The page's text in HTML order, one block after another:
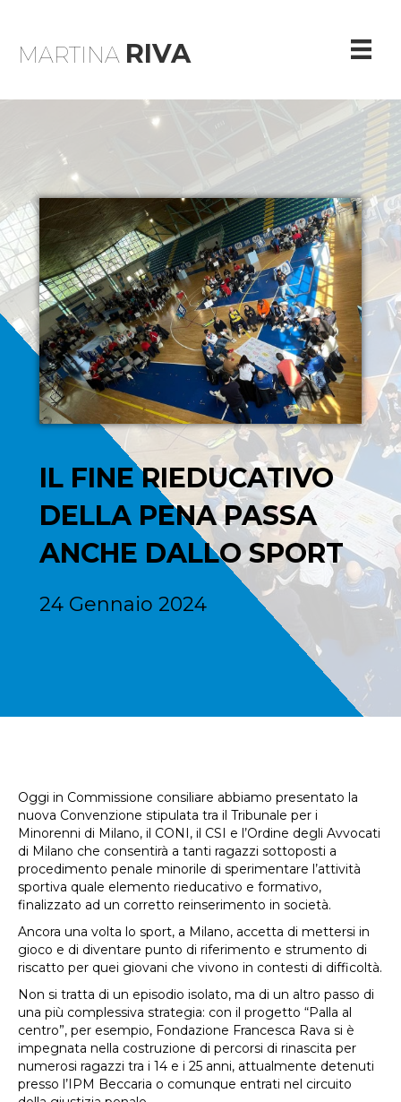
MARTINA RIVA
IL FINE RIEDUCATIVO
DELLA PENA PASSA
ANCHE DALLO SPORT
24 Gennaio 2024
Oggi in Commissione consiliare abbiamo presentato la
nuova Convenzione stipulata tra il Tribunale per i
Minorenni di Milano, il CONI, il CSI e l’Ordine degli Avvocati
di Milano che consentirà a tanti ragazzi sottoposti a
procedimento penale minorile di sperimentare l’attività
sportiva quale elemento rieducativo e formativo,
finalizzato ad un corretto reinserimento in società.
Ancora una volta lo sport, a Milano, accetta di mettersi in
gioco e di diventare punto di riferimento e strumento di
riscatto per quei giovani che vivono in contesti di difficoltà.
Non si tratta di un episodio isolato, ma di un altro passo di
una più complessiva strategia: con il progetto “Palla al
centro”, per esempio, Fondazione Francesca Rava si è
impegnata nella costruzione di percorsi di rinascita per
numerosi ragazzi tra i 14 e i 25 anni, attualmente detenuti
presso l’IPM Beccaria o comunque entrati nel circuito